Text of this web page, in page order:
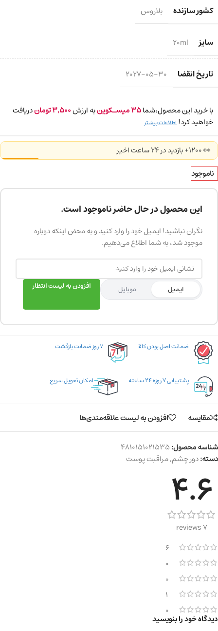
کشور سازنده بلاروس
سایز 20ml
تاریخ انقضا 2027-05-30
با خرید این محصول،شما35میسـکوینبه ارزش3,500توماندریافت
خواهید کرد! اطلاعات بیشتر
👀 1200+ بازدید در ۲۴ ساعت اخیر
ناموجود
این محصول در حال حاضر ناموجود است.
نگران نباشید! ایمیل خود را وارد کنید و به محض اینکه دوباره
موجود شد، به شما اطلاع می‌دهیم.
ایمیل موبایل افزودن به لیست انتظار
ضمانت اصل بودن کالا ۷ روز ضمانت بازگشت
پشتیبانی ۷ روزه ۲۴ ساعته امکان تحویل سریع
مقایسه افزودن به لیست علاقه‌مندی‌ها
شناسه محصول:4810151021535
دسته:دور چشم,مراقبت پوست
4.6
7 reviews
6
0
0
1
0
دیدگاه خود را بنویسید